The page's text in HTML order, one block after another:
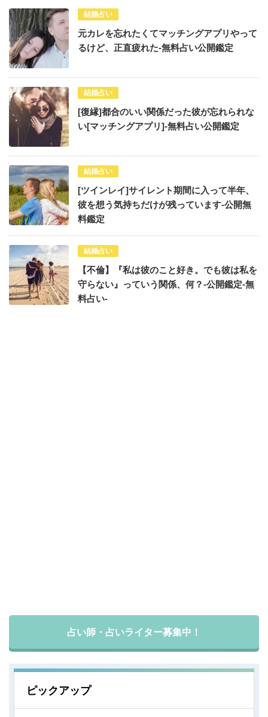
結婚占い
元カレを忘れたくてマッチングアプリやって
るけど、正直疲れた-無料占い公開鑑定
結婚占い
[復縁]都合のいい関係だった彼が忘れられな
い[マッチングアプリ]-無料占い公開鑑定
結婚占い
[ツインレイ]サイレント期間に入って半年、
彼を想う気持ちだけが残っています-公開無
料鑑定
結婚占い
【不倫】『私は彼のこと好き。でも彼は私を
守らない』っていう関係、何？-公開鑑定-無
料占い-
占い師・占いライター募集中！
ピックアップ